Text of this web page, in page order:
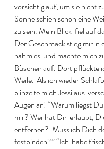
vorsichtig auf, um sie nicht
Sonne schien schon eine
zu sein. Mein Blick  fiel auf
Der Geschmack stieg mir in
nahm es  und machte mich
Büschen auf. Dort pflückte
Weile.  Als ich wieder
blinzelte mich Jessi aus
Augen an! “Warum liegst
mir? Wer hat Dir  erlaubt,
entfernen?  Muss ich Dich
festbinden?” “Ich  habe